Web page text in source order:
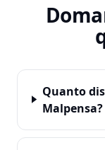
Quanto
Malpensa?